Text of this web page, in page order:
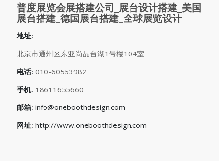
普度展览会展搭建公司_展台设计搭建_美国
展台搭建_德国展台搭建_全球展览设计
地址:
北京市通州区东亚尚品台湖1号楼104室
电话: 010-60553982
手机: 18611655660
邮箱: info@oneboothdesign.com
网址: http://www.oneboothdesign.com